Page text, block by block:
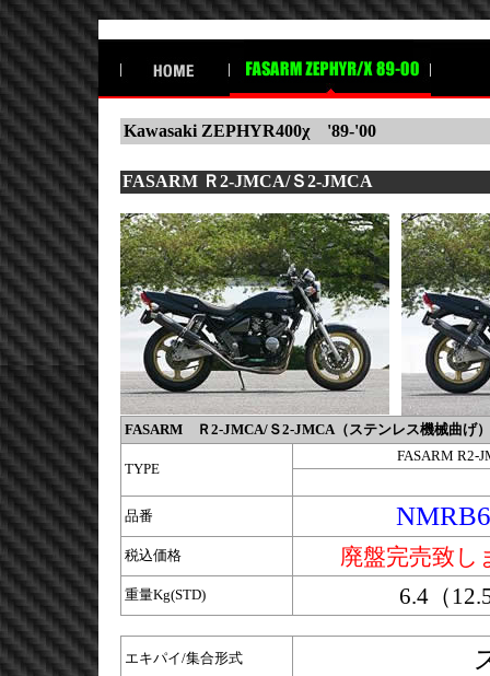
Kawasaki ZEPHYR400χ '89-'00
FASARM Ｒ2-JMCA/Ｓ2-JMCA
FASARM Ｒ2-JMCA/Ｓ2-JMCA（ステンレス機械曲げ）
TYPE
FASARM R2-
品番
税込価格 廃盤完売致し
重量Kg(STD) 6.4（
エキパイ/集合形式